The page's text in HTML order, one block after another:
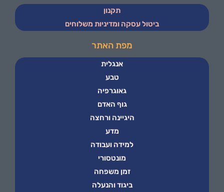
תקנון
ביטול עסקה ומדיניות משלוחים
מפת האתר
אנגלית
טבע
גאוגרפיה
גוף האדם
היגיינה ורחצה
מדע
למידה ועבודה
מונטסורי
זמן משפחה
ביגוד והנעלה